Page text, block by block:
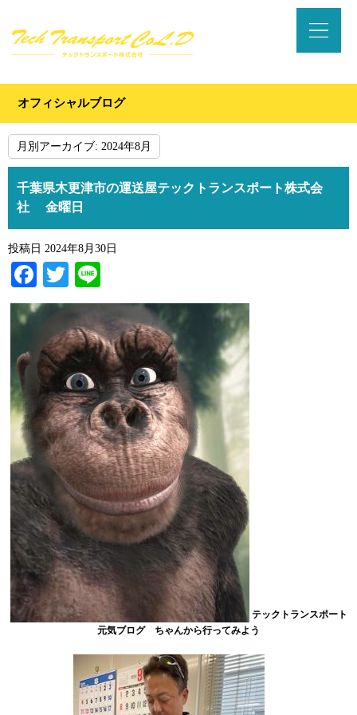
オフィシャルブログ
月別アーカイブ: 2024年8月
千葉県木更津市の運送屋テックトランスポート株式会
社 金曜日
投稿日 2024年8月30日
Facebook
Twitter
テックトランスポート
元気ブログ ちゃんから行ってみよう